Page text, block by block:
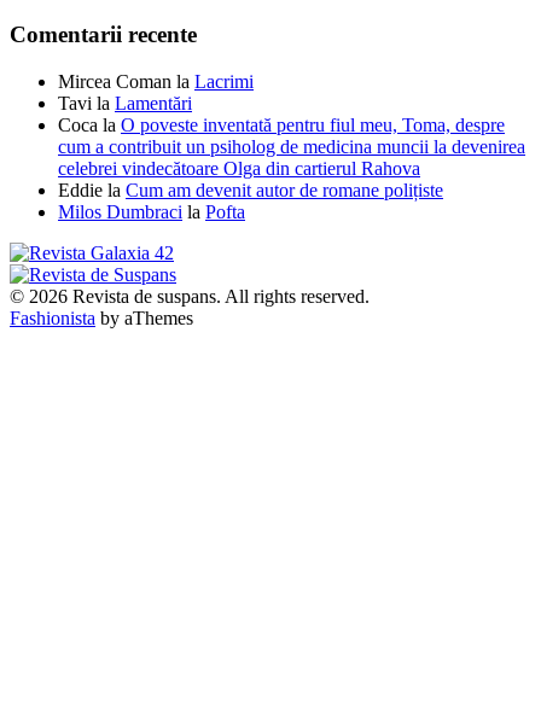
Comentarii recente
Mircea Coman la Lacrimi
Tavi la Lamentări
Coca la O poveste inventată pentru fiul meu, Toma, despre
cum a contribuit un psiholog de medicina muncii la devenirea
celebrei vindecătoare Olga din cartierul Rahova
Eddie la Cum am devenit autor de romane polițiste
Milos Dumbraci la Pofta
© 2026 Revista de suspans. All rights reserved.
Fashionista by aThemes